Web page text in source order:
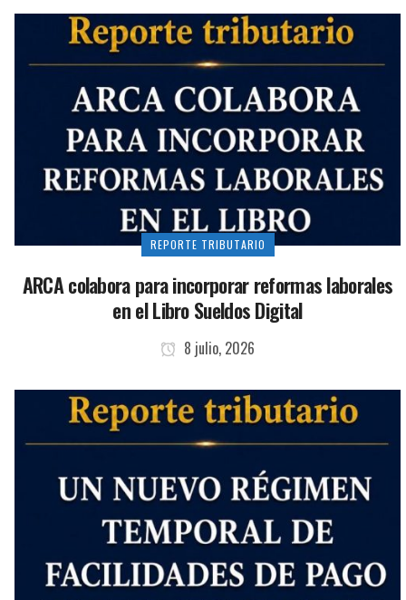
REPORTE TRIBUTARIO
ARCA colabora para incorporar reformas laborales
en el Libro Sueldos Digital
8 julio, 2026